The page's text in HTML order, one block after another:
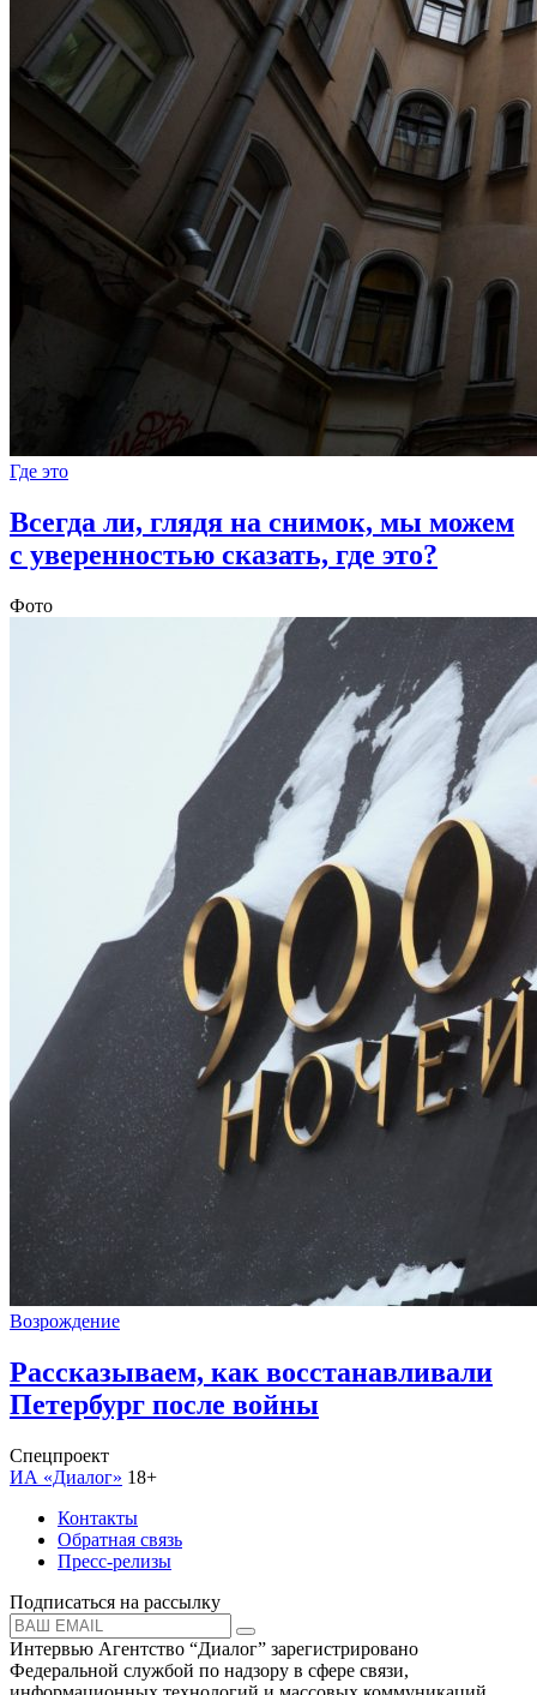
Где это
Всегда ли, глядя на снимок, мы можем
с уверенностью сказать, где это?
Фото
Возрождение
Рассказываем, как восстанавливали
Петербург после войны
Спецпроект
ИА «Диалог» 18+
Контакты
Обратная связь
Пресс-релизы
Подписаться на рассылку
Интервью Агентство “Диалог” зарегистрировано
Федеральной службой по надзору в сфере связи,